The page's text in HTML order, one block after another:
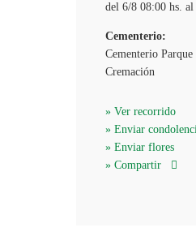
del 6/8 08:00 hs. al
Cementerio:
Cementerio
Cremación
» Ver recorrido
» Enviar
» Enviar flores
» Compartir